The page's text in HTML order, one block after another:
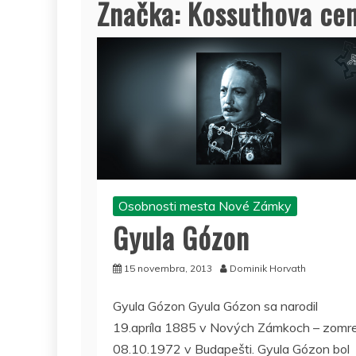
Značka: Kossuthova
Osobnosti mesta Nové Zámky
Gyula Gózon
15 novembra, 2013 Dominik Horvath
Gyula Gózon Gyula Gózon sa narodil
19.apríla 1885 v Nových Zámkoch –
08.10.1972 v Budapešti. Gyula Gózon bol